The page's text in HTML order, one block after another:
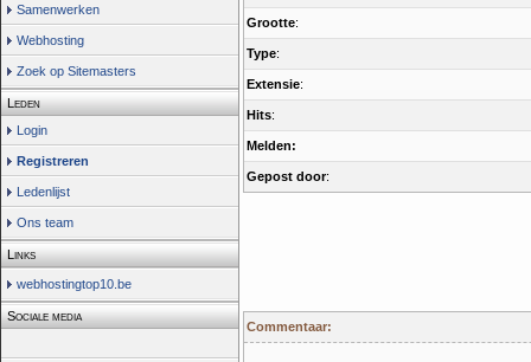
Samenwerken
Webhosting
Zoek op Sitemasters
Leden
Login
Registreren
Ledenlijst
Ons team
Links
webhostingtop10.be
Sociale media
Grootte:
Type:
Extensie:
Hits:
Melden:
Gepost door:
Commentaar: